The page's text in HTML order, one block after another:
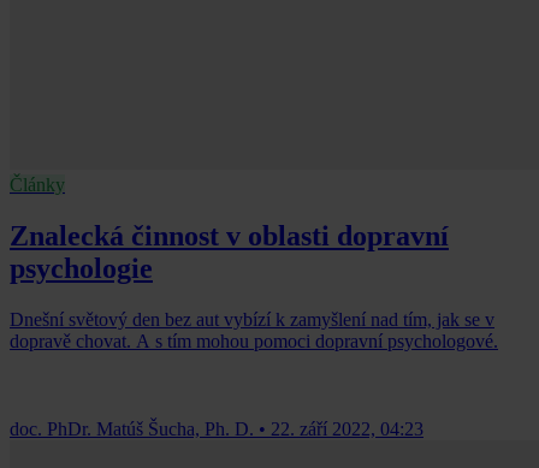
Články
Znalecká činnost v oblasti dopravní
psychologie
Dnešní světový den bez aut vybízí k zamyšlení nad tím, jak se v
dopravě chovat. A s tím mohou pomoci dopravní psychologové.
doc. PhDr. Matúš Šucha, Ph. D. • 22. září 2022, 04:23